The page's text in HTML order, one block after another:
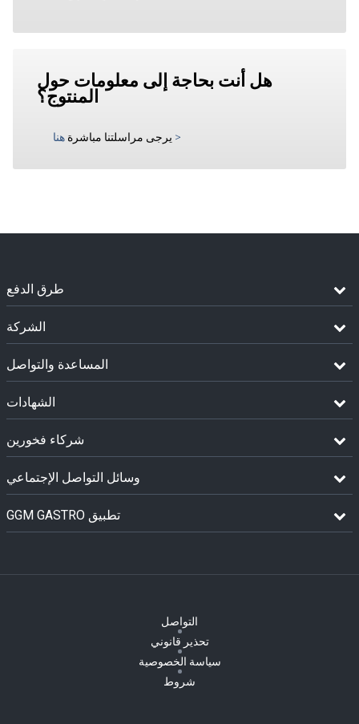
هل أنت بحاجة إلى معلومات حول
المنتوج؟
يرجى مراسلتنا مباشرة هنا >
طرق الدفع
الشركة
المساعدة والتواصل
الشهادات
شركاء فخورين
وسائل التواصل الإجتماعي
GGM GASTRO تطبيق
التواصل
تحذير قانوني
سياسة الخصوصية
شروط